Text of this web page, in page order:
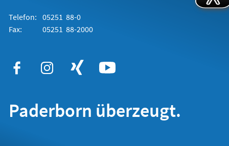
Telefon: 05251 88-0
Fax:
05251 88-2000
Paderborn überzeugt.